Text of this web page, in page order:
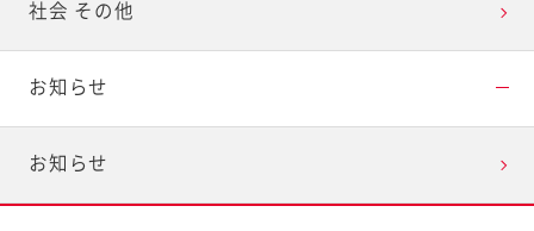
社会 その他
お知らせ
お知らせ